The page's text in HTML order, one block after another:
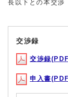
長以下との本交渉
交渉録
交渉録
申入書